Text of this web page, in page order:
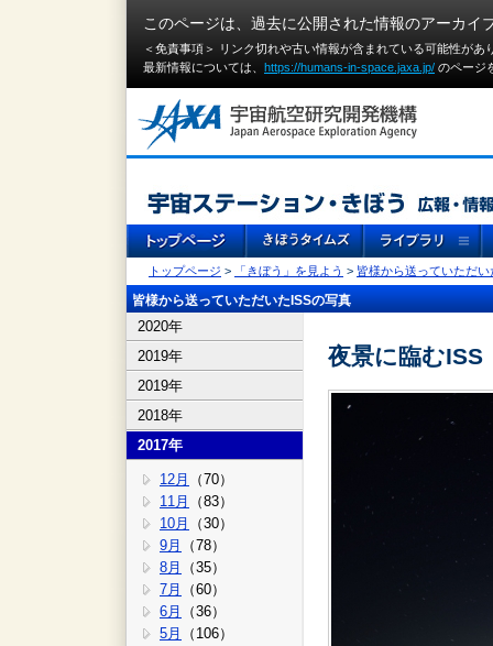
このページは、過去に公開された情報のアーカイ
＜免責事項＞ リンク切れや古い情報が含まれている可能性が
最新情報については、 https://humans-in-space.jaxa.jp/ のページ
トップページ > 「きぼう」を見よう > 皆様から送っていただい
皆様から送っていただいたISSの写真
2020年
2019年
2019年
2018年
2017年
12月
（70）
11月
（83）
10月
（30）
9月
（78）
8月
（35）
7月
（60）
6月
（36）
5月
（106）
夜景に臨むISS